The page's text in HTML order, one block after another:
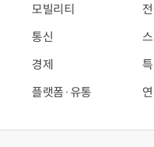
모빌리티
통신
경제
플랫폼·유통